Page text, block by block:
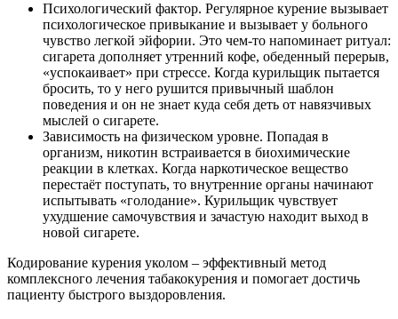
Психологический фактор. Регулярное курение вызывает
психологическое привыкание и вызывает у больного
чувство легкой эйфории. Это чем-то напоминает ритуал:
сигарета дополняет утренний кофе, обеденный перерыв,
«успокаивает» при стрессе. Когда курильщик пытается
бросить, то у него рушится привычный шаблон
поведения и он не знает куда себя деть от навязчивых
мыслей о сигарете.
Зависимость на физическом уровне. Попадая в
организм, никотин встраивается в биохимические
реакции в клетках. Когда наркотическое вещество
перестаёт поступать, то внутренние органы начинают
испытывать «голодание». Курильщик чувствует
ухудшение самочувствия и зачастую находит выход в
новой сигарете.
Кодирование курения уколом – эффективный метод
комплексного лечения табакокурения и помогает достичь
пациенту быстрого выздоровления.